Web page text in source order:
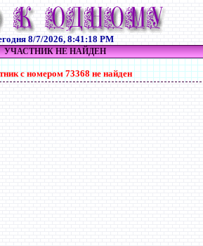
8/7/2026, 8:41:18 PM
УЧАСТНИК НЕ НАЙДЕН
с номером 73368 не найден